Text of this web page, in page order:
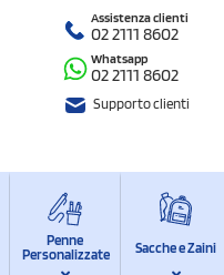
Assistenza clienti
02 2111 8602
Whatsapp
02 2111 8602
Supporto clienti
Penne
Personalizzate
Sacche e Zaini